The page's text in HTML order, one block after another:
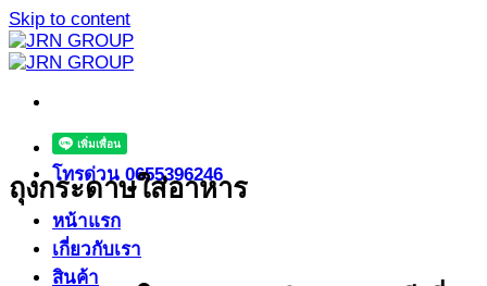
Skip to content
โทรด่วน 0655396246
หน้าแรก
เกี่ยวกับเรา
สินค้า
ถุงกระดาษใส่อาหาร